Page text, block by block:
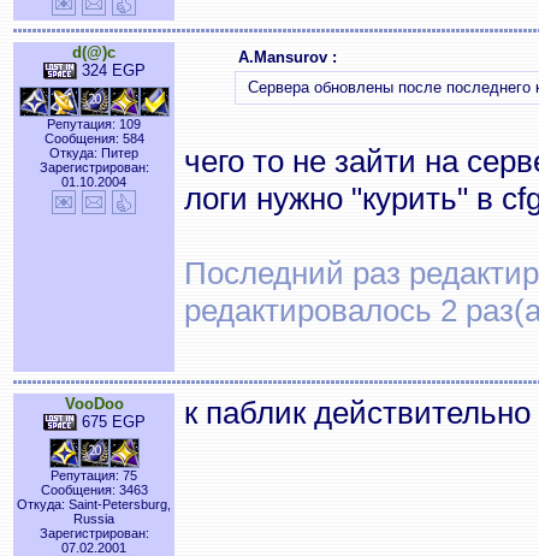
d(@)c
324 EGP
Репутация: 109
Сообщения: 584
Откуда: Питер
Зарегистрирован:
01.10.2004
A.Mansurov :
Сервера обновлены после последнего
чего то не зайти на
логи нужно "курить" в
Последний раз
редактировалось 2
VooDoo
675 EGP
Репутация: 75
Сообщения: 3463
Откуда: Saint-Petersburg,
Russia
Зарегистрирован:
07.02.2001
к паблик